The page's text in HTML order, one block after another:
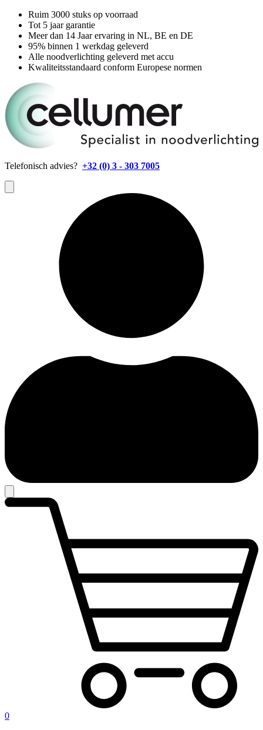
Ruim 3000 stuks op voorraad
Tot 5 jaar garantie
Meer dan 14 Jaar ervaring in NL, BE en DE
95% binnen 1 werkdag geleverd
Alle noodverlichting geleverd met accu
Kwaliteitsstandaard conform Europese normen
Telefonisch advies? +32 (0) 3 - 303 7005
0